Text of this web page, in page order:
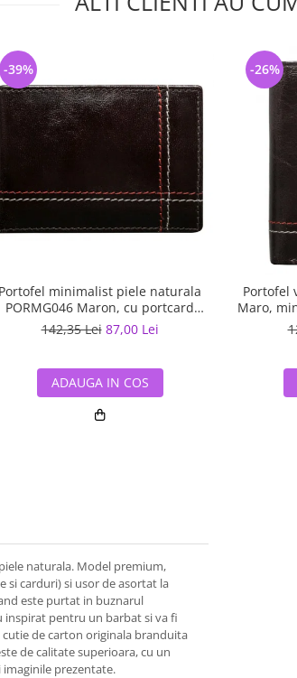
Portofel minimalist piele naturala
PORMG046 Maron, cu portcard
detasabil
142,35 Lei 87,00 Lei
-39%
ADAUGA IN COS
Portofel
Maro,
-26%
naturala. Model premium,
carduri) si usor de asortat la
este purtat in buznarul
pentru un barbat si va fi
de carton originala branduita
de calitate superioara, cu un
prezentate.